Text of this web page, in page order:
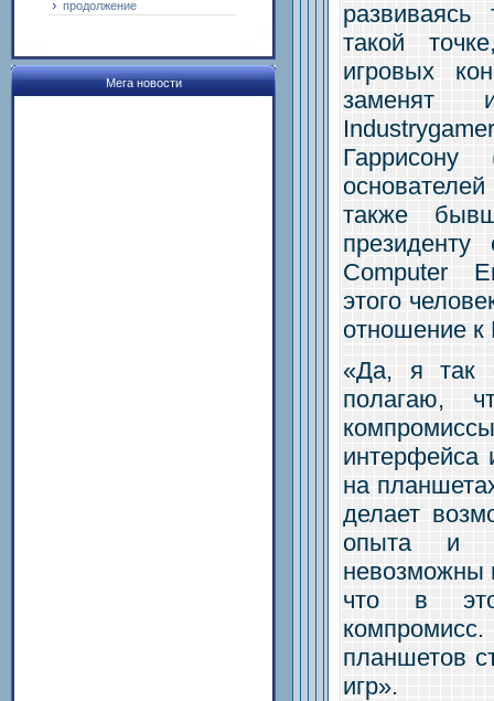
продолжение
Мега новости
такой
игровых
заменят
также
президенту
Computer
этого
отношение к
«Да, я так
полагаю,
интерфейса
на
делает
опыта и
невозможны
что в
планшетов
игр».